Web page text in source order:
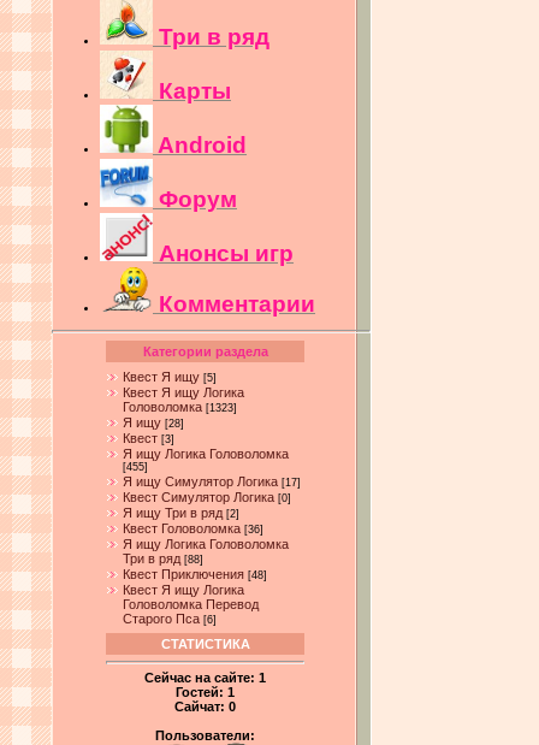
Три в ряд
Карты
Android
Форум
Анонсы игр
Комментарии
Категории раздела
Квест Я ищу [5]
Квест Я ищу Логика
Головоломка [1323]
Я ищу [28]
Квест [3]
Я ищу Логика Головоломка
[455]
Я ищу Симулятор Логика [17]
Квест Симулятор Логика [0]
Я ищу Три в ряд [2]
Квест Головоломка [36]
Я ищу Логика Головоломка
Три в ряд [88]
Квест Приключения [48]
Квест Я ищу Логика
Головоломка Перевод
Старого Пса [6]
СТАТИСТИКА
Сейчас на сайте: 1
Гостей: 1
Сайчат: 0
Пользователи: